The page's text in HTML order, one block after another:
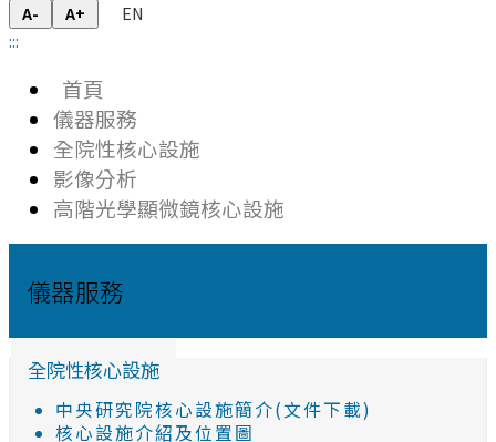
A- A+
EN
:::
首頁
儀器服務
全院性核心設施
影像分析
高階光學顯微鏡核心設施
儀器服務
全院性核心設施
中央研究院核心設施簡介(文件下載)
核心設施介紹及位置圖